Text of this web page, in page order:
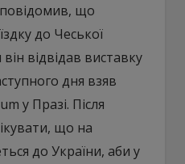
повідомив, що
до Чеської
відвідав виставку
дня взяв
у Празі. Після
що на
до України, аби у